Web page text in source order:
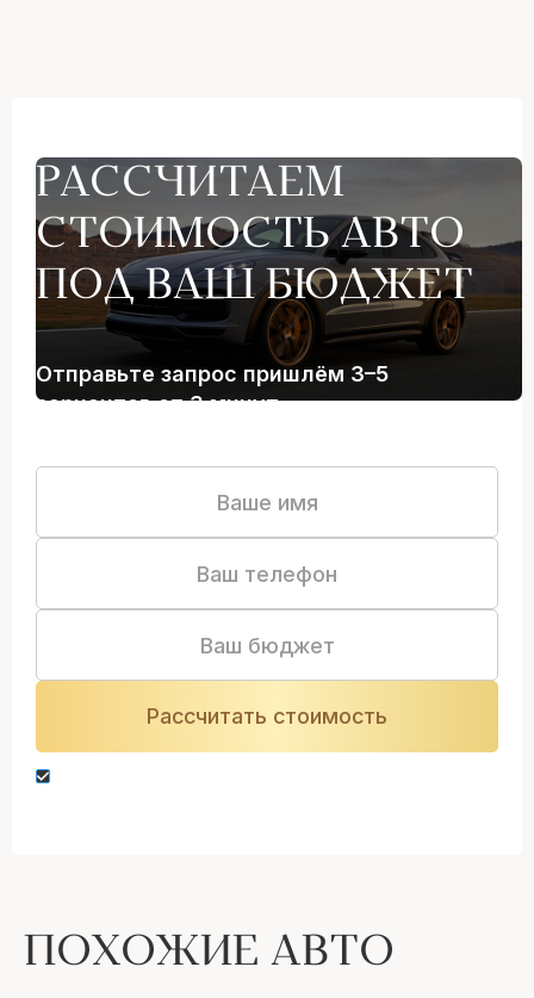
РАССЧИТАЕМ
СТОИМОСТЬ АВТО
ПОД ВАШ БЮДЖЕТ
Отправьте запрос пришлём 3–5
вариантов от 3 минут
ПОХОЖИЕ АВТО